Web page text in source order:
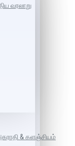
வரலாறு
& களஞ்சியம்